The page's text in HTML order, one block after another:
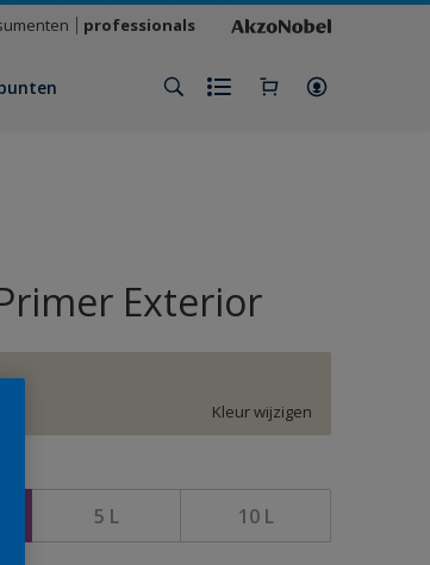
professionals
Exterior
Kleur wijzigen
5 L 10 L